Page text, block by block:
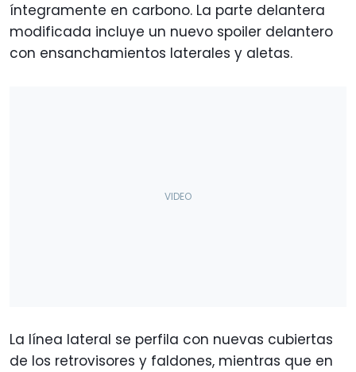
íntegramente en carbono. La parte delantera
modificada incluye un nuevo spoiler delantero
con ensanchamientos laterales y aletas.
La línea lateral se perfila con nuevas cubiertas
de los retrovisores y faldones, mientras que en